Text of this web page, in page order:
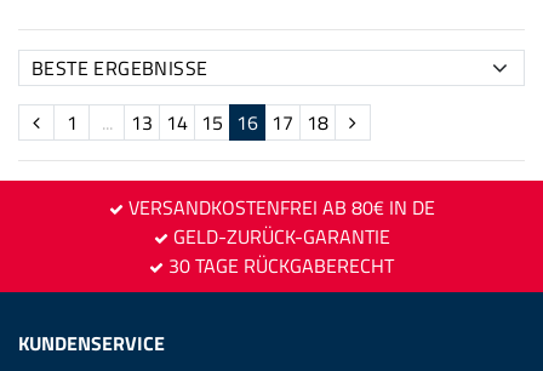
1 ... 13 14 15 16 17 18
VERSANDKOSTENFREI AB 80€ IN DE
GELD-ZURÜCK-GARANTIE
30 TAGE RÜCKGABERECHT
KUNDENSERVICE